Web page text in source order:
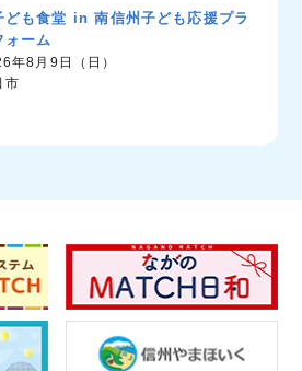
ども食堂 in 南信州子ども応援プラ
ォーム
年8月9日（日）
市